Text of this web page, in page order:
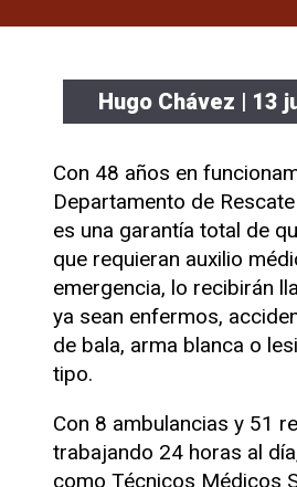
Hugo Chávez | 13
Con 48 años en
Departamento de
es una garantía total de
que requieran auxilio
emergencia, lo recibirán
ya sean enfermos,
de bala, arma blanca o
tipo.
Con 8 ambulancias y 51
trabajando 24 horas al
como Técnicos Médicos